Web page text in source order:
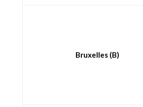
Bruxelles (B)